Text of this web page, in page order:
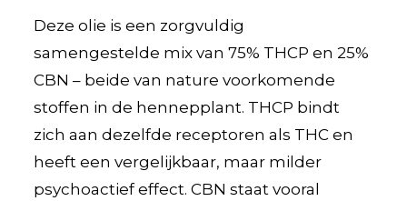
Deze olie is een zorgvuldig
samengestelde mix van 75% THCP en 25%
CBN – beide van nature voorkomende
stoffen in de hennepplant. THCP bindt
zich aan dezelfde receptoren als THC en
heeft een vergelijkbaar, maar milder
psychoactief effect. CBN staat vooral